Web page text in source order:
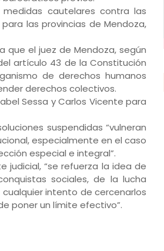
cautelares contra las
las provincias de Mendoza,
que el juez de Mendoza, según
artículo 43 de la Constitución
de derechos humanos
derechos colectivos.
Sessa y Carlos Vicente para
suspendidas “vulneran
especialmente en el caso
especial e integral”.
judicial, “se refuerza la idea de
sociales, de la lucha
intento de cercenarlos
poner un límite efectivo”.